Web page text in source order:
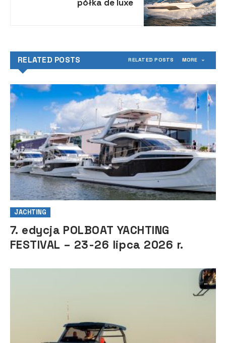
półka de luxe
RELATED POSTS RELATED POSTS MORE
JACHTING
7. edycja POLBOAT YACHTING
FESTIVAL – 23-26 lipca 2026 r.